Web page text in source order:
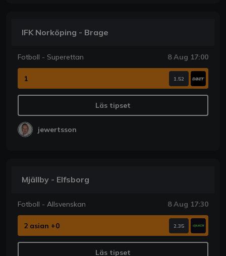
IFK Norköping - Brage
Fotboll - Superettan 8 Aug 17:00
1 1.52
Läs tipset
jewertsson
Mjällby - Elfsborg
Fotboll - Allsvenskan 8 Aug 17:30
2 asian +0 2.35
Läs tipset